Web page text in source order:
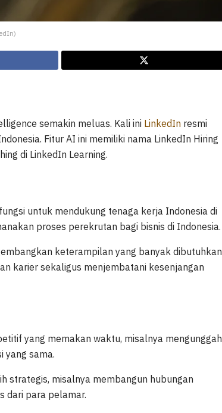
semakin meluas. Kali ini LinkedIn resmi
Fitur AI ini memiliki nama LinkedIn Hiring
di LinkedIn Learning.
untuk mendukung tenaga kerja Indonesia di
proses perekrutan bagi bisnis di Indonesia.
keterampilan yang banyak dibutuhkan
karier sekaligus menjembatani kesenjangan
yang memakan waktu, misalnya mengunggah
yang sama.
strategis, misalnya membangun hubungan
dari para pelamar.